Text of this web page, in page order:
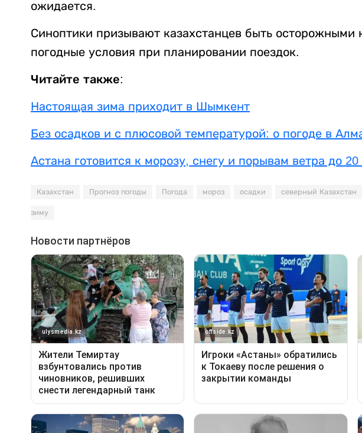
ожидается.
Синоптики призывают казахстанцев быть осторожными
погодные условия при планировании поездок.
Читайте также:
Настоящая зима приходит в Шымкент
Без осадков и с плюсовой температурой: о погоде в
Астана готовится к морозу, снегу и порывам ветра до
Казахстан Прогноз погоды Погода мороз осадки северный Казахстан
зиму